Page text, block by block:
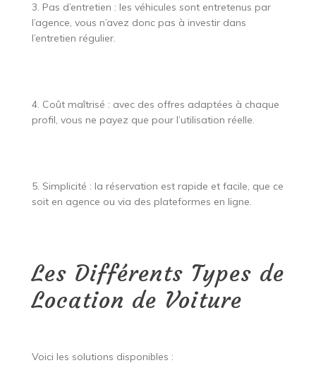
3. Pas d’entretien : les véhicules sont entretenus par
l’agence, vous n’avez donc pas à investir dans
l’entretien régulier.
4. Coût maîtrisé : avec des offres adaptées à chaque
profil, vous ne payez que pour l’utilisation réelle.
5. Simplicité : la réservation est rapide et facile, que ce
soit en agence ou via des plateformes en ligne.
Les Différents Types de
Location de Voiture
Voici les solutions disponibles :